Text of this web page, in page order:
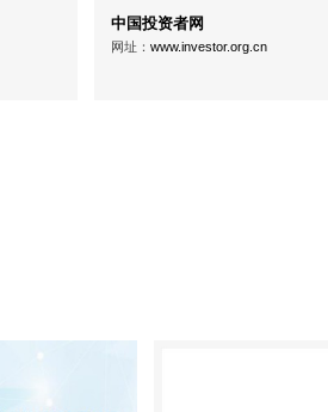
中国投资者网
网址： www.investor.org.cn